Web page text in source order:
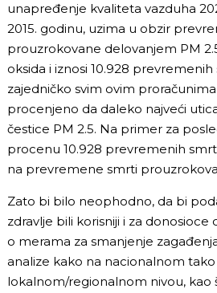
unapređenje kvaliteta vazduha
2015. godinu, uzima u obzir
prouzrokovane delovanjem PM
oksida i iznosi 10.928
zajedničko svim ovim
procenjeno da daleko najveći
čestice PM 2.5. Na primer za
procenu 10.928 prevremenih
na prevremene smrti
Zato bi bilo neophodno, da bi
zdravlje bili korisniji i za
o merama za smanjenje
analize kako na nacionalnom tako
lokalnom/regionalnom nivou, kao